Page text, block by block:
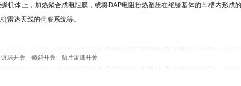
机体上，加热聚合成电阻膜，或将DAP电阻粉热塑压在绝缘基体的凹槽内形
雷达天线的伺服系统等。
滚珠开关 倾斜开关 贴片滚珠开关